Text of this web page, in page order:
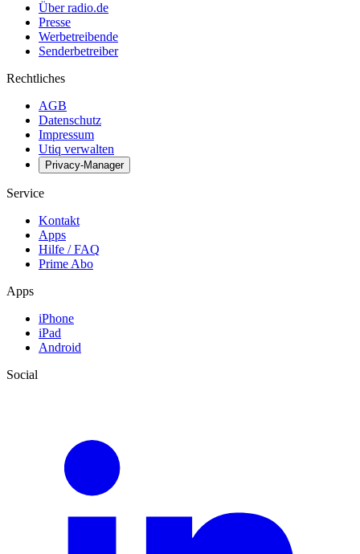
Über radio.de
Presse
Werbetreibende
Senderbetreiber
Rechtliches
AGB
Datenschutz
Impressum
Utiq verwalten
Privacy-Manager
Service
Kontakt
Apps
Hilfe / FAQ
Prime Abo
Apps
iPhone
iPad
Android
Social